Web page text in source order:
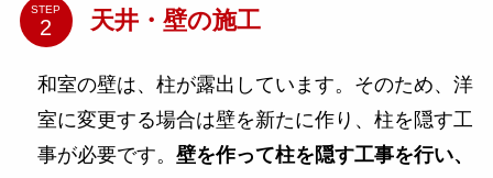
STEP 天井・壁の施工
和室の壁は、柱が露出しています。そのため、洋
室に変更する場合は壁を新たに作り、柱を隠す工
事が必要です。 壁を作って柱を隠す工事を行い、